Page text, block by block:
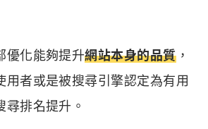
優化能夠提升網站本身的品質，
用者或是被搜尋引擎認定為有用
尋排名提升。